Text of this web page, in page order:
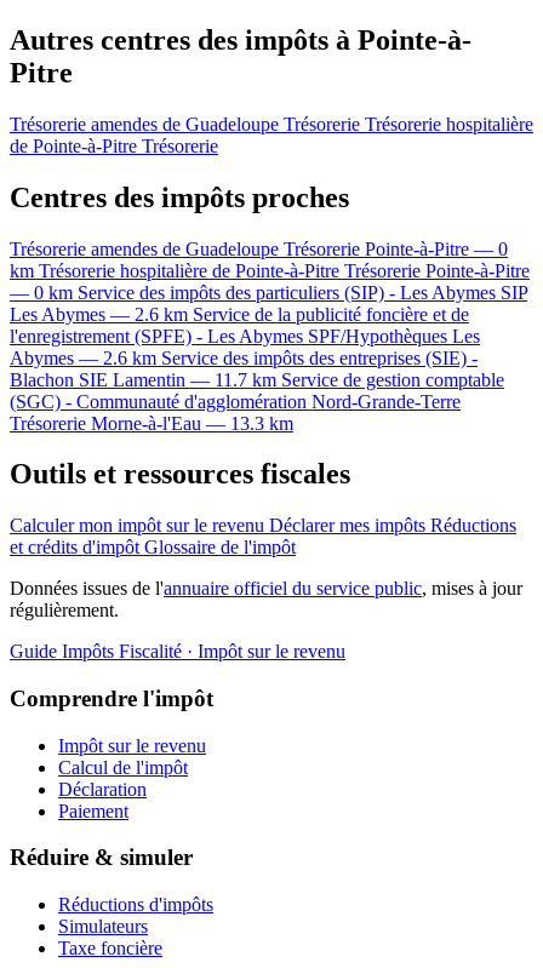
Autres centres des impôts à Pointe-à-
Pitre
Trésorerie amendes de Guadeloupe Trésorerie Trésorerie hospitalière
de Pointe-à-Pitre Trésorerie
Centres des impôts proches
Trésorerie amendes de Guadeloupe Trésorerie Pointe-à-Pitre — 0
km Trésorerie hospitalière de Pointe-à-Pitre Trésorerie Pointe-à-Pitre
— 0 km Service des impôts des particuliers (SIP) - Les Abymes SIP
Les Abymes — 2.6 km Service de la publicité foncière et de
l'enregistrement (SPFE) - Les Abymes SPF/Hypothèques Les
Abymes — 2.6 km Service des impôts des entreprises (SIE) -
Blachon SIE Lamentin — 11.7 km Service de gestion comptable
(SGC) - Communauté d'agglomération Nord-Grande-Terre
Trésorerie Morne-à-l'Eau — 13.3 km
Outils et ressources fiscales
Calculer mon impôt sur le revenu Déclarer mes impôts Réductions
et crédits d'impôt Glossaire de l'impôt
Données issues de l'annuaire officiel du service public, mises à jour
régulièrement.
Guide Impôts Fiscalité · Impôt sur le revenu
Comprendre l'impôt
Impôt sur le revenu
Calcul de l'impôt
Déclaration
Paiement
Réduire & simuler
Réductions d'impôts
Simulateurs
Taxe foncière